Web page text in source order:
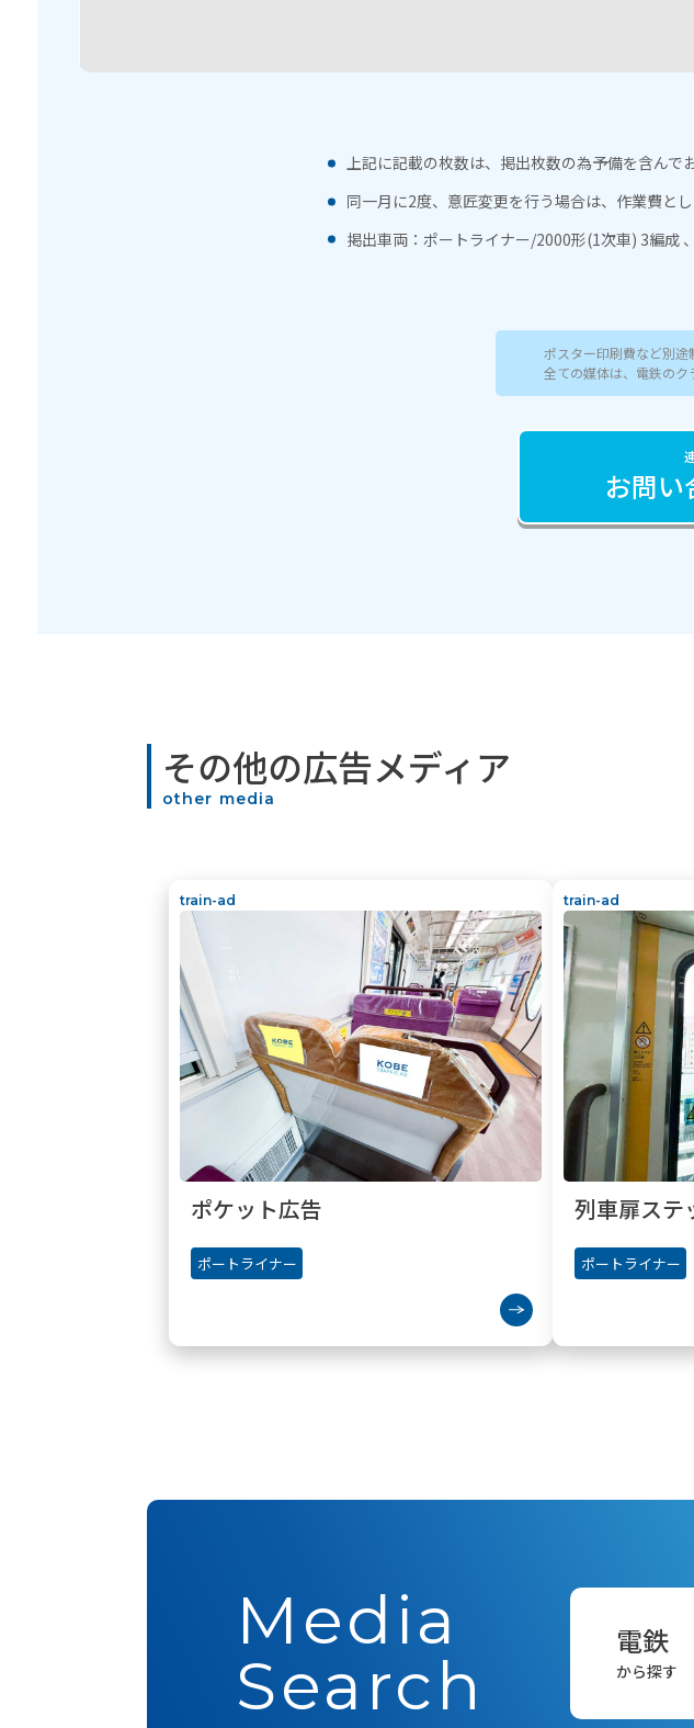
上記に記載の枚数は、掲出枚数の為予備を含んで
同一月に2度、意匠変更を行う場合は、作業費と
掲出車両：ポートライナー/2000形(1次車) 3編成
ポスター印刷費など別途
全ての媒体は、電鉄のク
お問い
その他の広告メディア
other media
train-ad
ポケット広告
ポートライナー
train-ad
列車扉ステ
ポートライナー
Media
Search
電鉄
から探す